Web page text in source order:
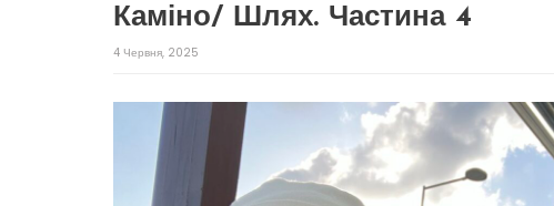
Каміно/ Шлях. Частина 4
4 Червня, 2025